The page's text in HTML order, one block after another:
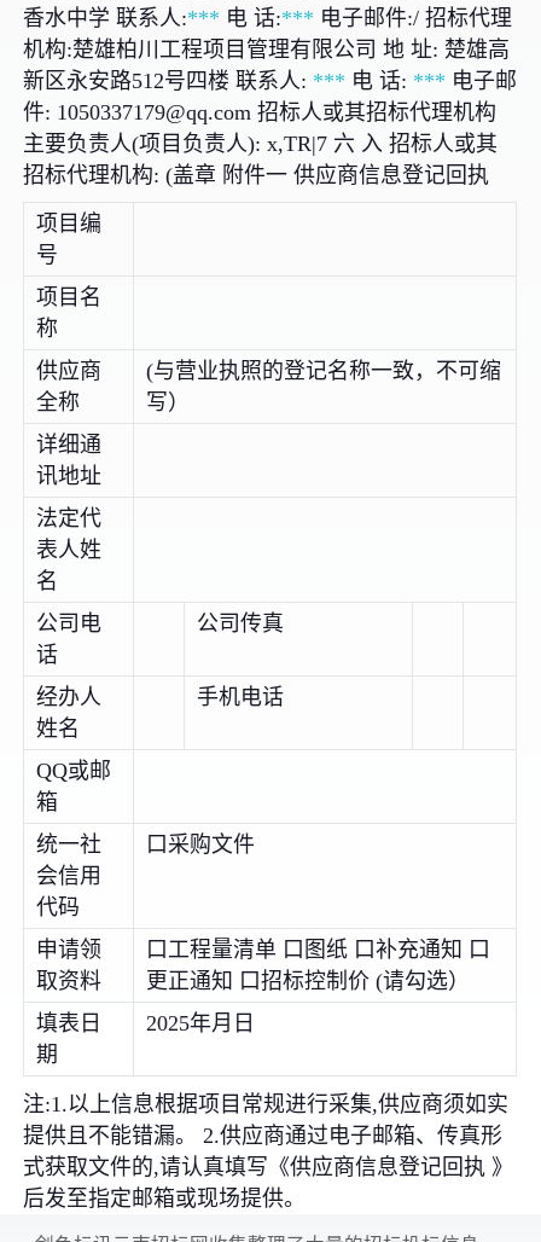
香水中学 联系人:*** 电 话:*** 电子邮件:/ 招标代理
机构:楚雄柏川工程项目管理有限公司 地 址: 楚雄高
新区永安路512号四楼 联系人: *** 电 话: *** 电子邮
件: 1050337179@qq.com 招标人或其招标代理机构
主要负责人(项目负责人): x,TR|7 六 入 招标人或其
招标代理机构: (盖章 附件一 供应商信息登记回执
项目编
号
项目名
称
供应商
全称
(与营业执照的登记名称一致，不可缩
写）
详细通
讯地址
法定代
表人姓
名
公司电
话
公司传真
经办人
姓名
手机电话
QQ或邮
箱
统一社
会信用
代码
口采购文件
申请领
取资料
口工程量清单 口图纸 口补充通知 口
更正通知 口招标控制价 (请勾选）
填表日
期
2025年月日
注:1.以上信息根据项目常规进行采集,供应商须如实
提供且不能错漏。 2.供应商通过电子邮箱、传真形
式获取文件的,请认真填写《供应商信息登记回执 》
后发至指定邮箱或现场提供。